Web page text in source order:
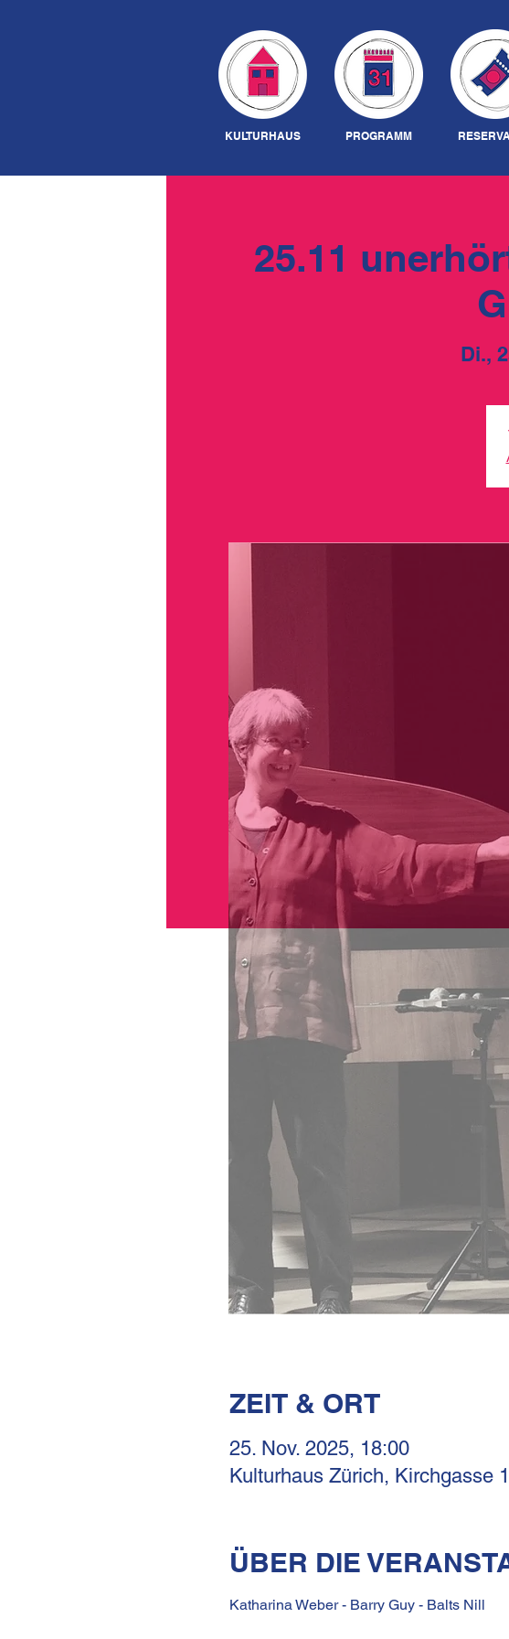
25.11
Di.,
ZEIT & ORT
25. Nov. 2025, 18:00
Kulturhaus Zürich, Kirchgasse
ÜBER DIE
Katharina Weber - Barry Guy - Balts Nill
KULTURHAUS PROGRAMM